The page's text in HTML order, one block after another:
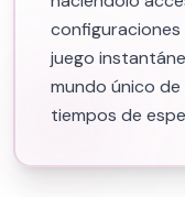
configuraciones
juego
mundo único de
tiempos de